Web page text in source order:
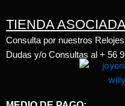
TIENDA ASOCIADA
Consulta por nuestros
Dudas y/o Consultas al + 56